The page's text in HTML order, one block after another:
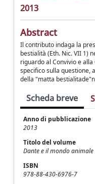
2013
Abstract
Il contributo indaga la
bestialità (Eth. Nic. VII 1)
riguardo al Convivio e
specifico sulla questione,
della "matta
Scheda breve
Anno di pubblicazione
2013
Titolo del volume
Dante e il mondo animale
ISBN
978-88-430-6976-7